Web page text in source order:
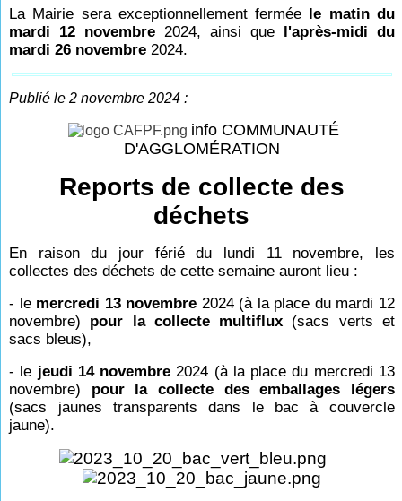
La Mairie sera exceptionnellement fermée le matin du
mardi 12 novembre2024, ainsi que l'après-midi du
mardi 26 novembre 2024.
Publié le 2 novembre 2024 :
info COMMUNAUTÉ
D'AGGLOMÉRATION
Reports de collecte des
déchets
En raison du jour férié du lundi 11 novembre, les
collectes des déchets de cette semaine auront lieu :
- le mercredi 13 novembre 2024 (à la place du mardi 12
novembre) pour la collecte multiflux (sacs verts et
sacs bleus),
- le jeudi 14 novembre2024 (à la place du mercredi 13
novembre) pour la collecte des emballages légers
(sacs jaunes transparents dans le bac à couvercle
jaune).